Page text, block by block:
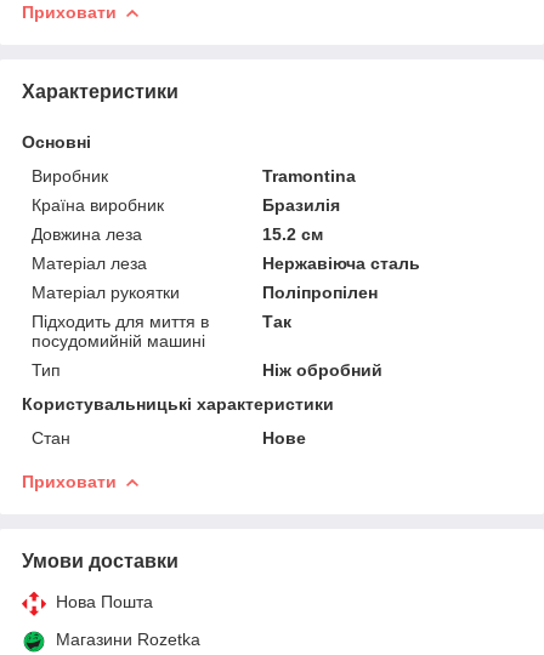
Приховати
Характеристики
Основні
Виробник
Tramontina
Країна виробник
Бразилія
Довжина леза
15.2 см
Матеріал леза
Нержавіюча сталь
Матеріал рукоятки
Поліпропілен
Підходить для миття в
посудомийній машині
Так
Тип
Ніж обробний
Користувальницькі характеристики
Стан
Нове
Приховати
Умови доставки
Нова Пошта
Магазини Rozetka